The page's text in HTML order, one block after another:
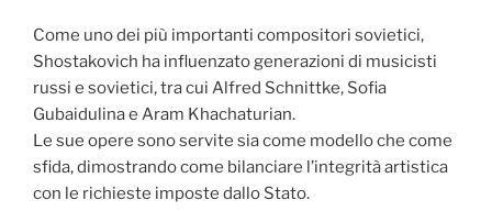
Come uno dei più importanti compositori sovietici,
Shostakovich ha influenzato generazioni di musicisti
russi e sovietici, tra cui Alfred Schnittke, Sofia
Gubaidulina e Aram Khachaturian.
Le sue opere sono servite sia come modello che come
sfida, dimostrando come bilanciare l’integrità artistica
con le richieste imposte dallo Stato.